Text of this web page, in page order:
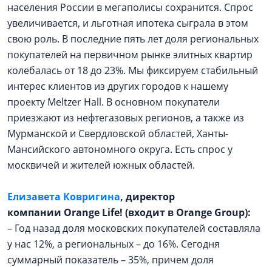
населения России в мегаполисы сохранится. Спрос
увеличивается, и льготная ипотека сыграла в этом
свою роль. В последние пять лет доля региональных
покупателей на первичном рынке элитных квартир
колебалась от 18 до 23%. Мы фиксируем стабильный
интерес клиентов из других городов к нашему
проекту Meltzer Hall. В основном покупатели
приезжают из нефтегазовых регионов, а также из
Мурманской и Свердловской областей, Ханты-
Мансийского автономного округа. Есть спрос у
москвичей и жителей южных областей.
Елизавета Ковригина, директор
компании Orange Life! (входит в Orange Group):
– Год назад доля московских покупателей составляла
у нас 12%, а региональных – до 16%. Сегодня
суммарный показатель – 35%, причем доля